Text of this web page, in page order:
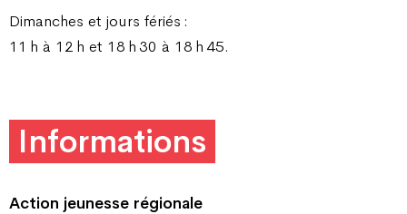
Dimanches et jours fériés :
11 h à 12 h et 18 h 30 à 18 h 45.
Informations
Action jeunesse régionale